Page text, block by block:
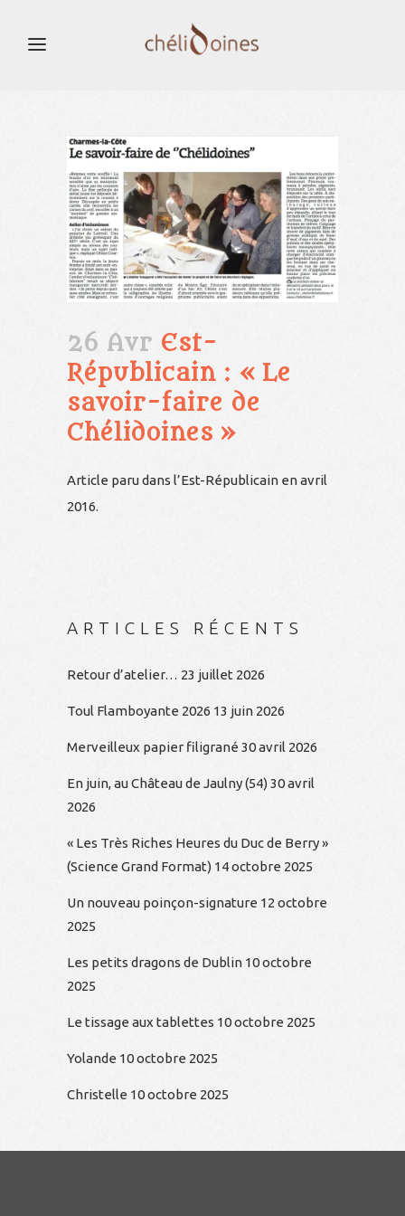
26 Avr Est-
Républicain : « Le
savoir-faire de
Chélidoines »
Article paru dans l’Est-Républicain en avril
2016.
ARTICLES RÉCENTS
Retour d’atelier… 23 juillet 2026
Toul Flamboyante 2026 13 juin 2026
Merveilleux papier filigrané 30 avril 2026
En juin, au Château de Jaulny (54) 30 avril
2026
« Les Très Riches Heures du Duc de Berry »
(Science Grand Format) 14 octobre 2025
Un nouveau poinçon-signature 12 octobre
2025
Les petits dragons de Dublin 10 octobre
2025
Le tissage aux tablettes 10 octobre 2025
Yolande 10 octobre 2025
Christelle 10 octobre 2025